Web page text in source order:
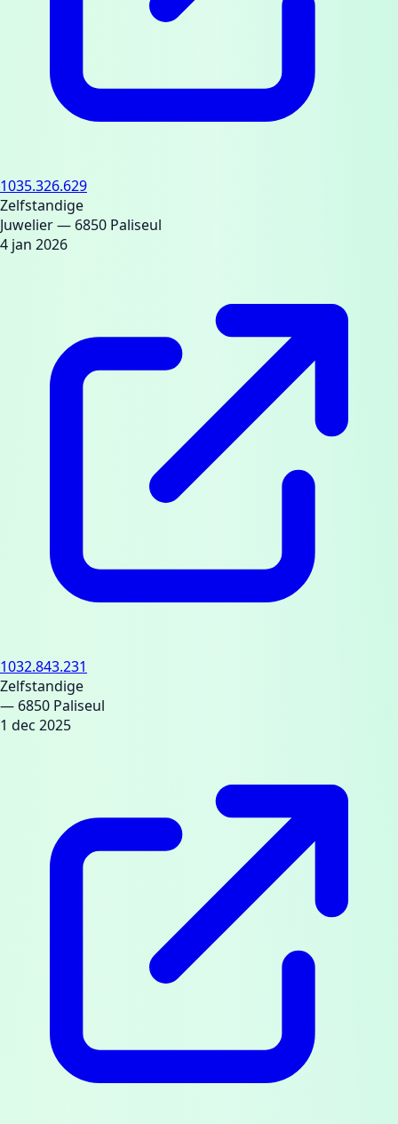
1035.326.629
Zelfstandige
Juwelier— 6850 Paliseul
4 jan 2026
1032.843.231
Zelfstandige
— 6850 Paliseul
1 dec 2025